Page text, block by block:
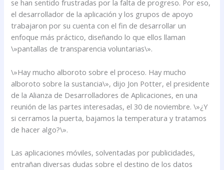
se han sentido frustradas por la falta de progreso. Por eso,
el desarrollador de la aplicación y los grupos de apoyo
trabajaron por su cuenta con el fin de desarrollar un
enfoque más práctico, diseñando lo que ellos llaman
\»pantallas de transparencia voluntarias\».
\»Hay mucho alboroto sobre el proceso. Hay mucho
alboroto sobre la sustancia\», dijo Jon Potter, el presidente
de la Alianza de Desarrolladores de Aplicaciones, en una
reunión de las partes interesadas, el 30 de noviembre. \»¿Y
si cerramos la puerta, bajamos la temperatura y tratamos
de hacer algo?\».
Las aplicaciones móviles, solventadas por publicidades,
entrañan diversas dudas sobre el destino de los datos